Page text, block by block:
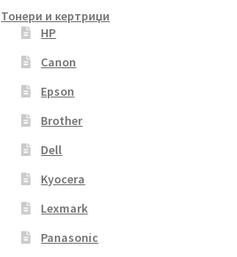
Тонери и кертриџи
HP
Canon
Epson
Brother
Dell
Kyocera
Lexmark
Panasonic